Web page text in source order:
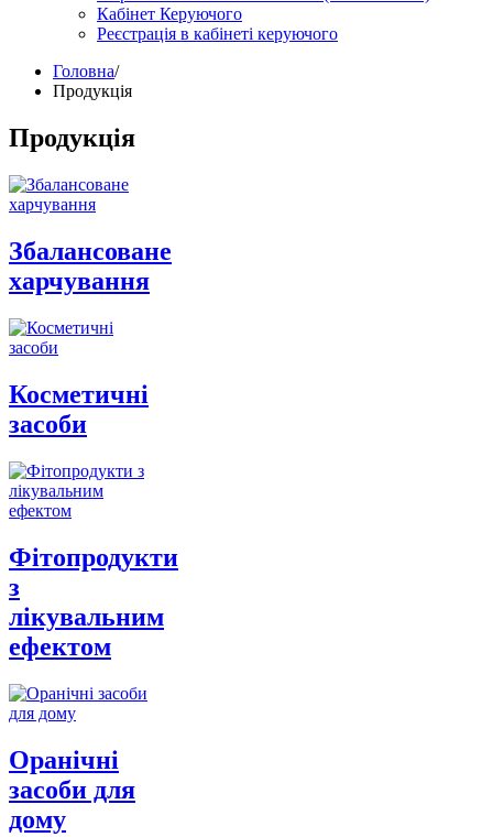
Кабінет Керуючого
Реєстрація в кабінеті керуючого
Головна/
Продукція
Продукція
Збалансоване
харчування
Косметичні
засоби
Фітопродукти
з
лікувальним
ефектом
Оранічні
засоби для
дому